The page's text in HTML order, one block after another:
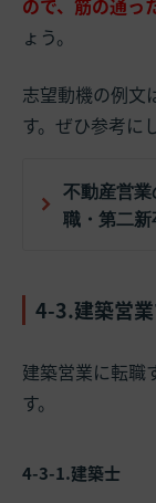
ので、筋の通っ
ょう。
志望動機の例文
す。ぜひ参考に
不動産営
職・第二
4-3.建築営
建築営業に転職
す。
4-3-1.建築士